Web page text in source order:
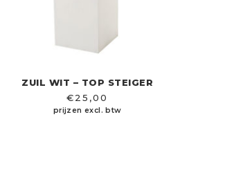
ZUIL WIT – TOP STEIGER
€25,00
prijzen excl. btw